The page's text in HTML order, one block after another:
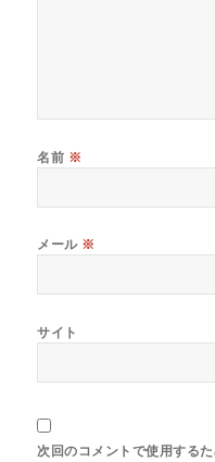
名前 ※
メール ※
サイト
次回のコメントで使用する